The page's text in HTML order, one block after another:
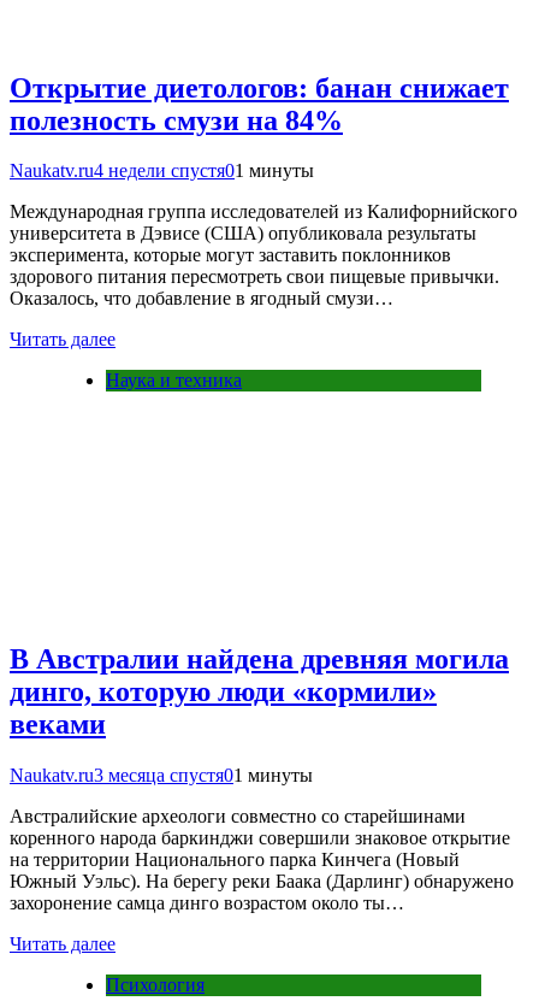
Открытие диетологов: банан снижает
полезность смузи на 84%
Naukatv.ru4 недели спустя01 минуты
Международная группа исследователей из Калифорнийского
университета в Дэвисе (США) опубликовала результаты
эксперимента, которые могут заставить поклонников
здорового питания пересмотреть свои пищевые привычки.
Оказалось, что добавление в ягодный смузи…
Читать далее
Наука и техника
В Австралии найдена древняя могила
динго, которую люди «кормили»
веками
Naukatv.ru3 месяца спустя01 минуты
Австралийские археологи совместно со старейшинами
коренного народа баркинджи совершили знаковое открытие
на территории Национального парка Кинчега (Новый
Южный Уэльс). На берегу реки Баака (Дарлинг) обнаружено
захоронение самца динго возрастом около ты…
Читать далее
Психология